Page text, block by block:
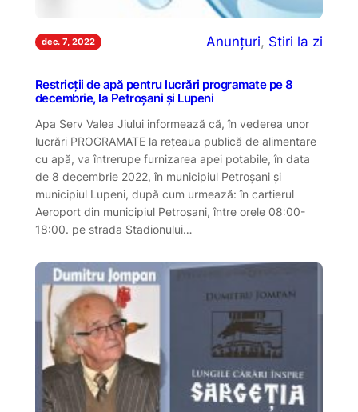
dec. 7, 2022 Anunțuri, Stiri la zi
Restricții de apă pentru lucrări programate pe 8
decembrie, la Petroșani și Lupeni
Apa Serv Valea Jiului informează că, în vederea unor
lucrări PROGRAMATE la reţeaua publică de alimentare
cu apă, va întrerupe furnizarea apei potabile, în data
de 8 decembrie 2022, în municipiul Petroșani și
municipiul Lupeni, după cum urmează: în cartierul
Aeroport din municipiul Petroșani, între orele 08:00-
18:00. pe strada Stadionului…